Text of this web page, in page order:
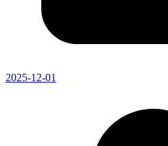
2025-12-01